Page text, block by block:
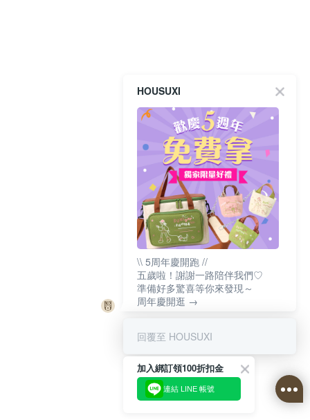
HOUSUXI
\\ 5周年慶開跑 //
五歲啦！謝謝一路陪伴我們♡
準備好多驚喜等你來發現～
周年慶開逛 →
回覆至 HOUSUXI
加入綁訂領100折扣金
連結 LINE 帳號